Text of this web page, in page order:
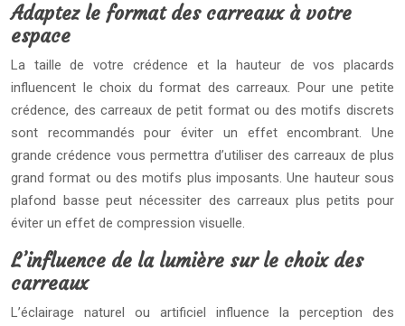
Adaptez le format des carreaux à votre
espace
La taille de votre crédence et la hauteur de vos placards
influencent le choix du format des carreaux. Pour une petite
crédence, des carreaux de petit format ou des motifs discrets
sont recommandés pour éviter un effet encombrant. Une
grande crédence vous permettra d’utiliser des carreaux de plus
grand format ou des motifs plus imposants. Une hauteur sous
plafond basse peut nécessiter des carreaux plus petits pour
éviter un effet de compression visuelle.
L’influence de la lumière sur le choix des
carreaux
L’éclairage naturel ou artificiel influence la perception des